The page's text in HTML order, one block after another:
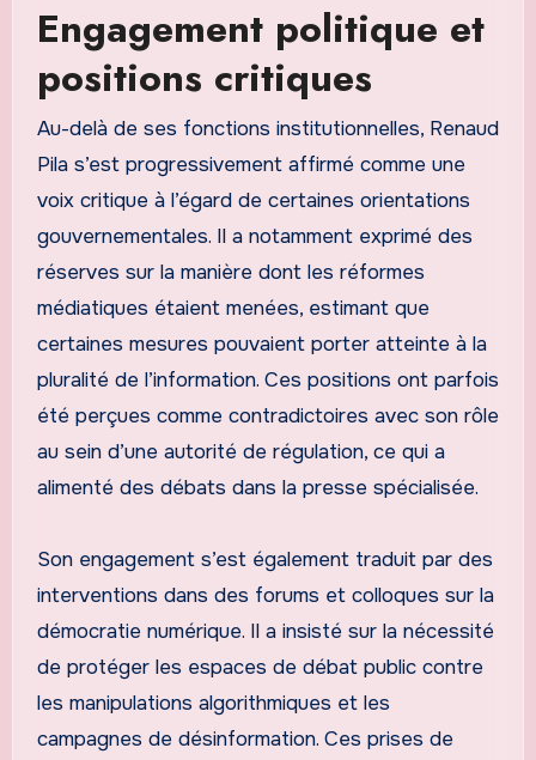
Engagement politique et
positions critiques
Au-delà de ses fonctions institutionnelles, Renaud
Pila s’est progressivement affirmé comme une
voix critique à l’égard de certaines orientations
gouvernementales. Il a notamment exprimé des
réserves sur la manière dont les réformes
médiatiques étaient menées, estimant que
certaines mesures pouvaient porter atteinte à la
pluralité de l’information. Ces positions ont parfois
été perçues comme contradictoires avec son rôle
au sein d’une autorité de régulation, ce qui a
alimenté des débats dans la presse spécialisée.
Son engagement s’est également traduit par des
interventions dans des forums et colloques sur la
démocratie numérique. Il a insisté sur la nécessité
de protéger les espaces de débat public contre
les manipulations algorithmiques et les
campagnes de désinformation. Ces prises de